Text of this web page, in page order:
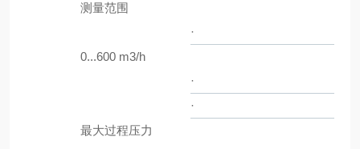
测量范围
·
0...600 m3/h
·
·
最大过程压力